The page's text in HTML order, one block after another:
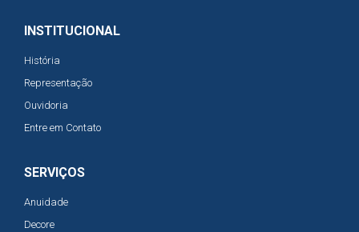
INSTITUCIONAL
História
Representação
Ouvidoria
Entre em Contato
SERVIÇOS
Anuidade
Decore